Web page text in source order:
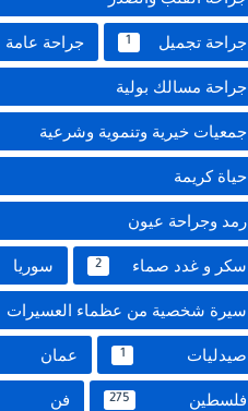
جراحة تجميل 1 جراحة عامة
جراحة مسالك بولية
جمعيات خيرية وتنموية وشرعية
حياة كريمة
رمد وجراحة عيون
سكر و غدد صماء 2 سوريا
سيرة شخصية من عظماء العسيرات
صيدليات 1 عمان
فلسطين 275 فن